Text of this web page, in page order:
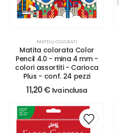
PASTELLI COLORATI
Matita colorata Color
Pencil 4.0 - mina 4 mm -
colori assortiti - Carioca
Plus - conf. 24 pezzi
11,20€ Iva inclusa